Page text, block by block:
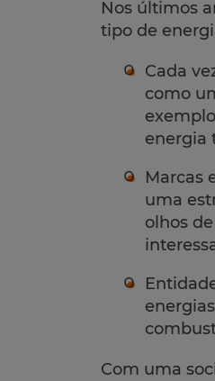
Nos últimos
tipo de
Cada
como
energia
Marcas
uma
olhos
Com uma